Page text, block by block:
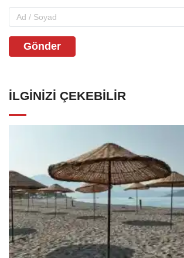
Gönder
İLGINIZI ÇEKEBILIR